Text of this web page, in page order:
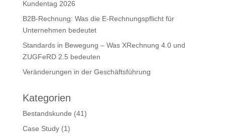
Kundentag 2026
B2B-Rechnung: Was die E-Rechnungspflicht für
Unternehmen bedeutet
Standards in Bewegung – Was XRechnung 4.0 und
ZUGFeRD 2.5 bedeuten
Veränderungen in der Geschäftsführung
Kategorien
Bestandskunde (41)
Case Study(1)